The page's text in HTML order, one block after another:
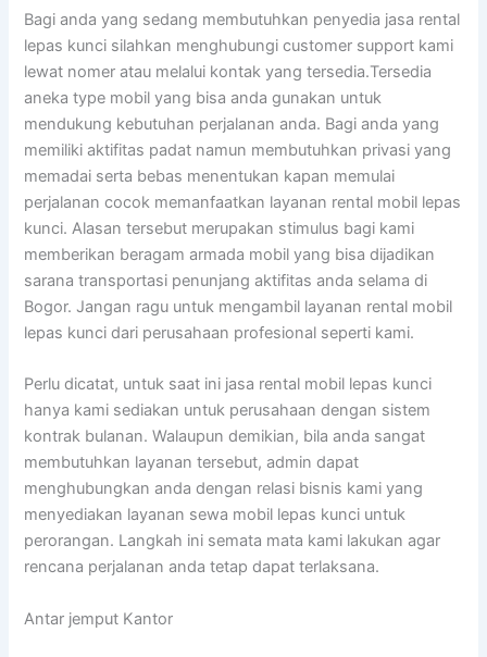
Bagi anda yang sedang membutuhkan penyedia jasa rental
lepas kunci silahkan menghubungi customer support kami
lewat nomer atau melalui kontak yang tersedia.Tersedia
aneka type mobil yang bisa anda gunakan untuk
mendukung kebutuhan perjalanan anda. Bagi anda yang
memiliki aktifitas padat namun membutuhkan privasi yang
memadai serta bebas menentukan kapan memulai
perjalanan cocok memanfaatkan layanan rental mobil lepas
kunci. Alasan tersebut merupakan stimulus bagi kami
memberikan beragam armada mobil yang bisa dijadikan
sarana transportasi penunjang aktifitas anda selama di
Bogor. Jangan ragu untuk mengambil layanan rental mobil
lepas kunci dari perusahaan profesional seperti kami.
Perlu dicatat, untuk saat ini jasa rental mobil lepas kunci
hanya kami sediakan untuk perusahaan dengan sistem
kontrak bulanan. Walaupun demikian, bila anda sangat
membutuhkan layanan tersebut, admin dapat
menghubungkan anda dengan relasi bisnis kami yang
menyediakan layanan sewa mobil lepas kunci untuk
perorangan. Langkah ini semata mata kami lakukan agar
rencana perjalanan anda tetap dapat terlaksana.
Antar jemput Kantor